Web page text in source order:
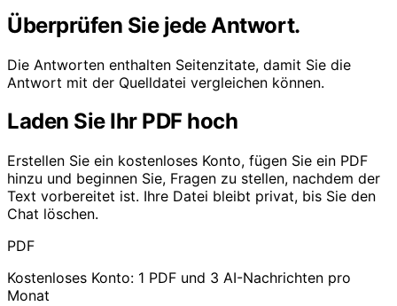
Überprüfen Sie jede Antwort.
Die Antworten enthalten Seitenzitate, damit Sie die
Antwort mit der Quelldatei vergleichen können.
Laden Sie Ihr PDF hoch
Erstellen Sie ein kostenloses Konto, fügen Sie ein PDF
hinzu und beginnen Sie, Fragen zu stellen, nachdem der
Text vorbereitet ist. Ihre Datei bleibt privat, bis Sie den
Chat löschen.
PDF
Kostenloses Konto: 1 PDF und 3 AI-Nachrichten pro
Monat